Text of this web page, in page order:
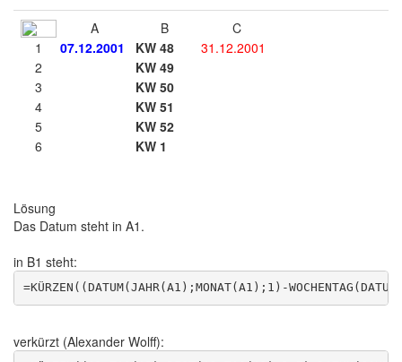
A B
C
1
07.12.2001 KW 48
31.12.2001
2
KW 49
3
KW 50
4
KW 51
5
KW 52
6
KW 1
Lösung
Das Datum steht in A1.
in B1 steht:
verkürzt (Alexander Wolff):